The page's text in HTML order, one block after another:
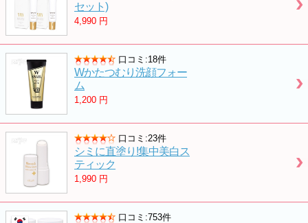
セット)
4,990 円
口コミ:18件
Wかたつむり洗顔フォー
ム
1,200 円
口コミ:23件
シミに直塗り!集中美白ス
ティック
1,990 円
口コミ:753件